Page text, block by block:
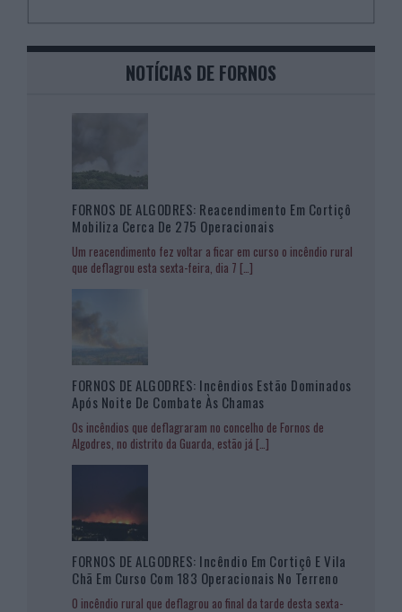
NOTÍCIAS DE FORNOS
FORNOS DE ALGODRES: Reacendimento Em Cortiçô
Mobiliza Cerca De 275 Operacionais
Um reacendimento fez voltar a ficar em curso o incêndio rural
que deflagrou esta sexta-feira, dia 7 […]
FORNOS DE ALGODRES: Incêndios Estão Dominados
Após Noite De Combate Às Chamas
Os incêndios que deflagraram no concelho de Fornos de
Algodres, no distrito da Guarda, estão já […]
FORNOS DE ALGODRES: Incêndio Em Cortiçô E Vila
Chã Em Curso Com 183 Operacionais No Terreno
O incêndio rural que deflagrou ao final da tarde desta sexta-